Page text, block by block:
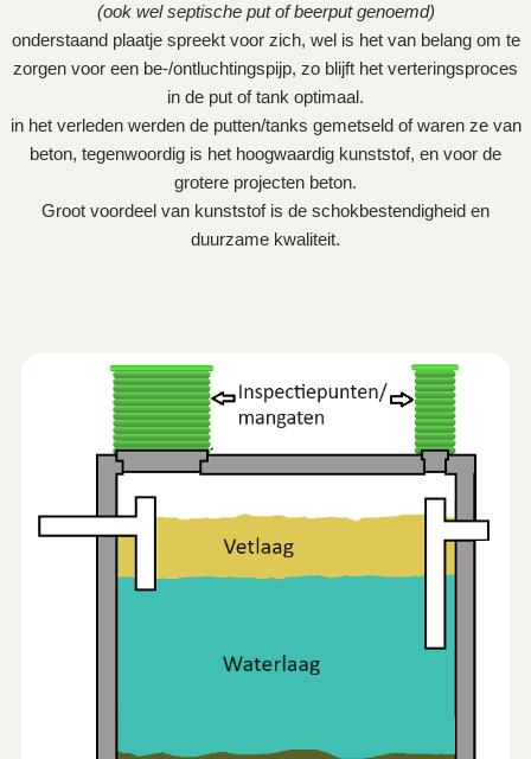
(ook wel septische put of beerput genoemd)
onderstaand plaatje spreekt voor zich, wel is het van belang om te
zorgen voor een be-/ontluchtingspijp, zo blijft het verteringsproces
in de put of tank optimaal.
in het verleden werden de putten/tanks gemetseld of waren ze van
beton, tegenwoordig is het hoogwaardig kunststof, en voor de
grotere projecten beton.
Groot voordeel van kunststof is de schokbestendigheid en
duurzame kwaliteit.